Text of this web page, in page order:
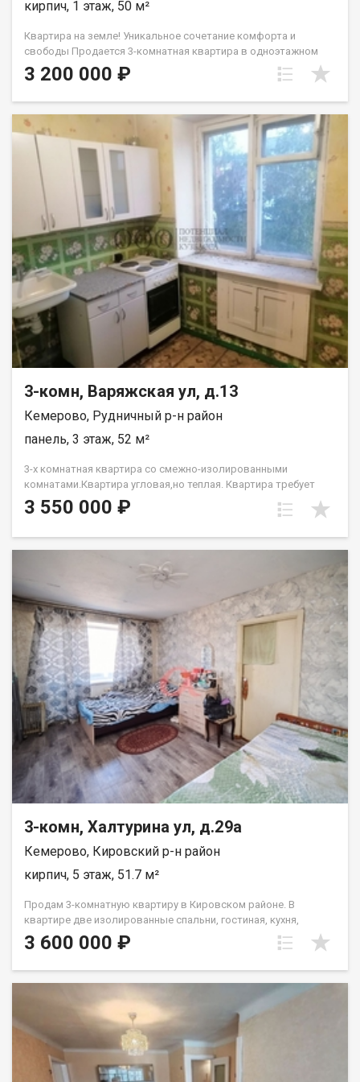
кирпич, 1 этаж, 50 м²
Квартира на земле! Уникальное сочетание комфорта и
свободы Продается 3-комнатная квартира в одноэтажном
многоквартирном доме из кирпича. Вам здесь понравится
Полная приватность: Соседей сверху, снизу и сбоку нет! Свой
свежем воздухе. Бонусы для души: В наличии собственный
гараж и банька ! Простор и свобода: Высокие потолки ( 3
метра! ) и уютная веранда . О жилье: • Площадь: 50 кв.м
(уютная гостиная 15.2 м², две комнаты и просторная кухня 9.5
м²). • Состояние: Жилое. Можно заезжать и обустраиваться
под свой стиль. • Коммуникации: Свет и вода центральные,
отопление печное. К оммунальные платежи очень
демократичные ! Санузел и канализацию можно легко
обустроить так, как удобно именно вам. Локация всё под
рукой: В 4-х минутах ходьбы остановка пос. Шахты Северная .
Школы, детские сады, магазины и администрация в паре
шагов. Юридическая чистота: В собственности более 5 лет.
Чистая продажа, без сложностей. Приходите на просмотр!
Покажем в любое удобное время. Звоните!
3 200 000 ₽
3-комн, Варяжская ул, д.13
Кемерово, Рудничный р-н район
панель, 3 этаж, 52 м²
3-х комнатная квартира со смежно-изолированными
комнатами.Квартира угловая,но теплая. Квартира требует
ремонта.Рядом д/с,школа,множество магазинов. Лена
Васильева
3 550 000 ₽
3-комн, Халтурина ул, д.29а
Кемерово, Кировский р-н район
кирпич, 5 этаж, 51.7 м²
Продам 3-комнатную квартиру в Кировском районе. В
квартире две изолированные спальни, гостиная, кухня,
раздельный санузел, квартира очень теплая. Состояние
жилое, есть возможность сделать ремонт "под себя". Во
кирпичный, добротный, расположен внутри квартала,
отличная транспортная развязка, можно уехать в любой
район города. В шаговой доступности детские сады, школа,
множество различных магазинов. Два взрослых
собственника, без обременений. Звоните!
3 600 000 ₽